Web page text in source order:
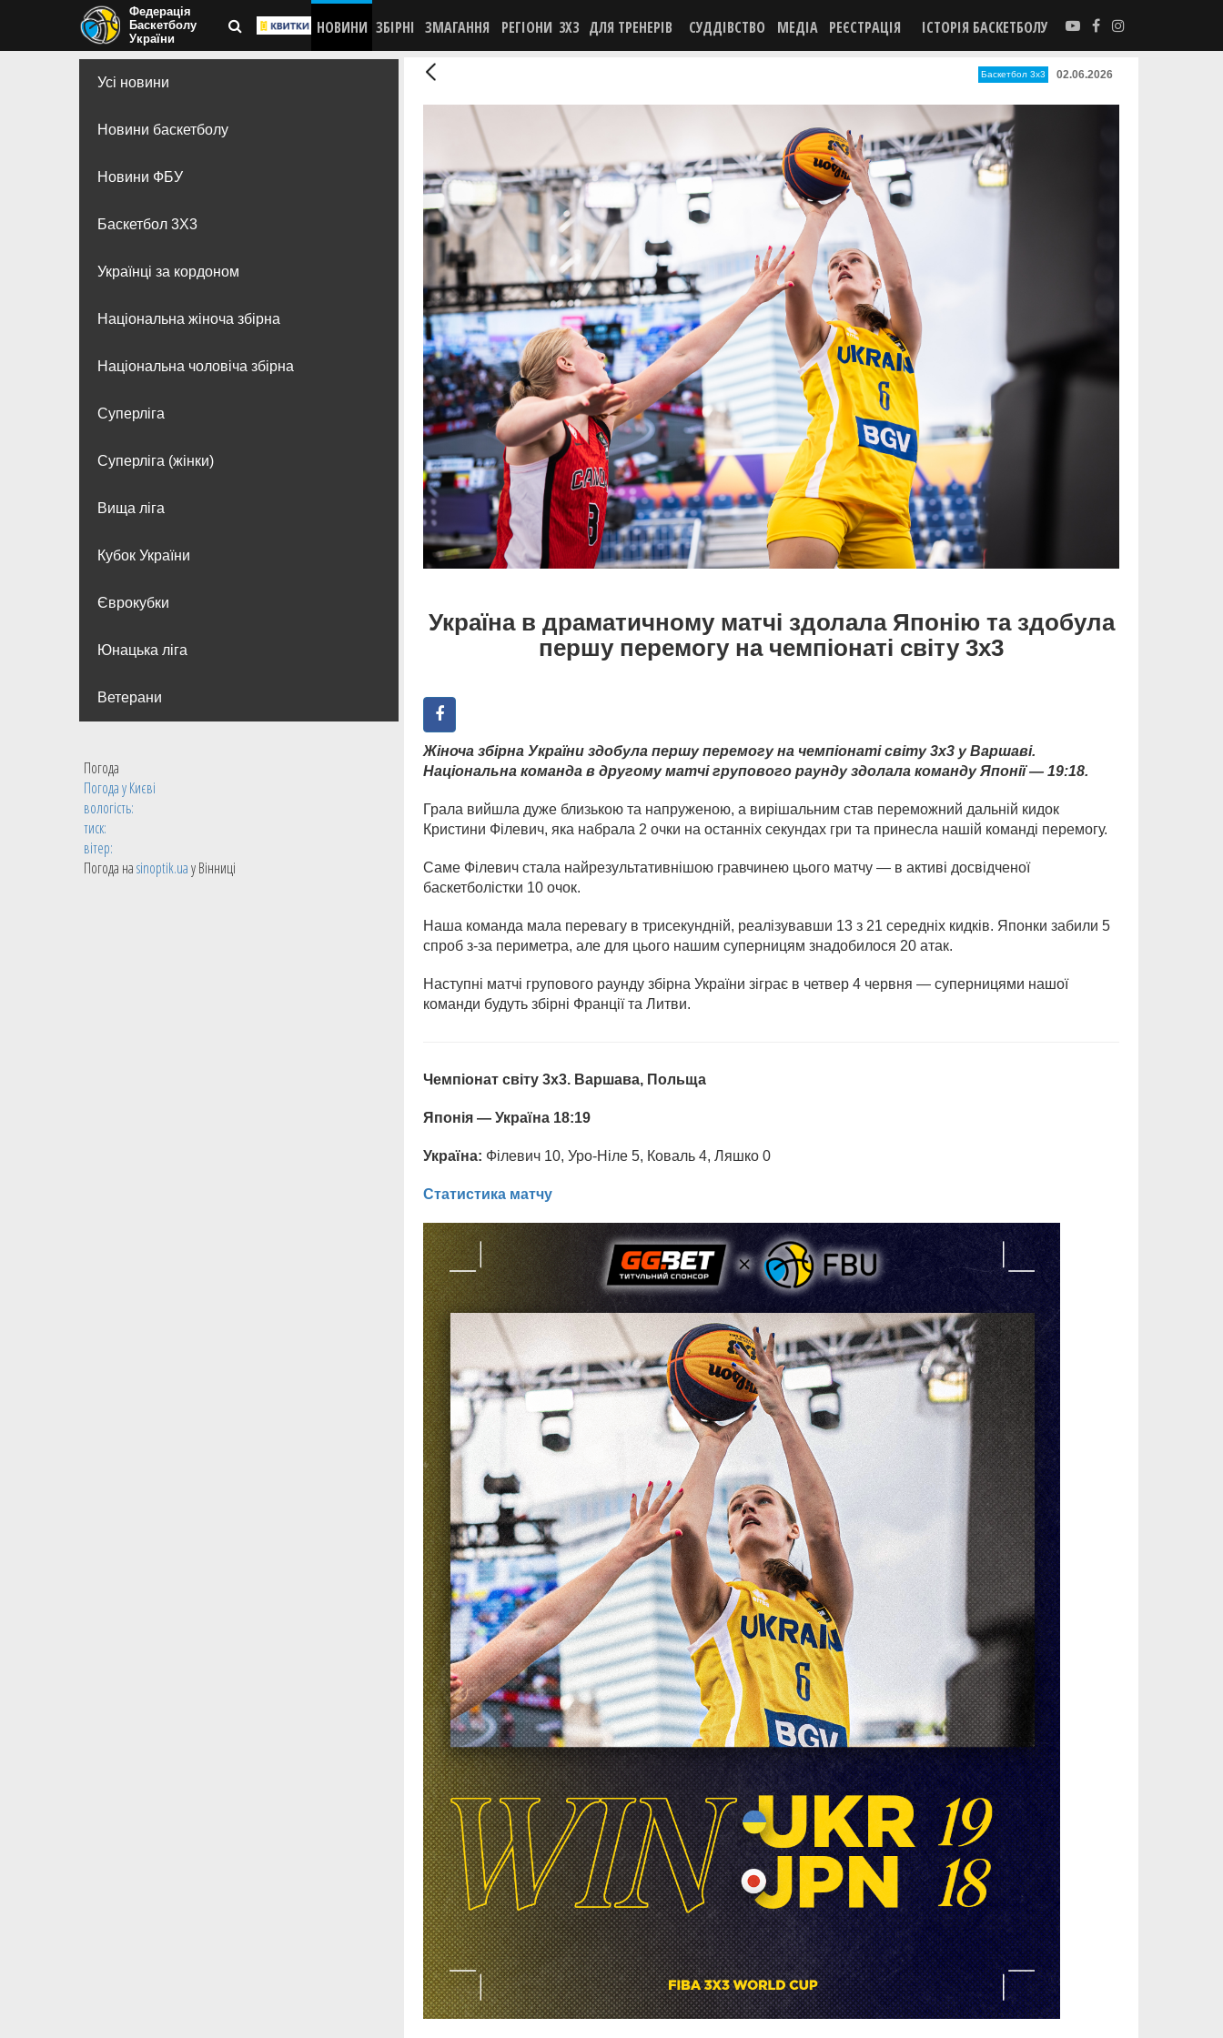
Федерація
Баскетболу
України
НОВИНИ ЗБІРНІ ЗМАГАННЯ РЕГІОНИ 3X3 ДЛЯ ТРЕНЕРІВ СУДДІВСТВО МЕДІА РЕЄСТРАЦІЯ ІСТОРІЯ БАСКЕТБОЛУ
Усі новини
Новини баскетболу
Новини ФБУ
Баскетбол 3Х3
Українці за кордоном
Національна жіноча збірна
Національна чоловіча збірна
Суперліга
Суперліга (жінки)
Вища лiга
Кубок України
Єврокубки
Юнацька ліга
Ветерани
Погода
Погода уКиєві
вологість:
тиск:
вітер:
Погода наsinoptik.uaу Вінниці
Баскетбол 3х3 02.06.2026
Україна в драматичному матчі здолала Японію та здобула
першу перемогу на чемпіонаті світу 3х3
Жіноча збірна України здобула першу перемогу на чемпіонаті світу 3х3 у Варшаві.
Національна команда в другому матчі групового раунду здолала команду Японії — 19:18.
Грала вийшла дуже близькою та напруженою, а вирішальним став переможний дальній кидок
Кристини Філевич, яка набрала 2 очки на останніх секундах гри та принесла нашій команді перемогу.
Саме Філевич стала найрезультативнішою гравчинею цього матчу — в активі досвідченої
баскетболістки 10 очок.
Наша команда мала перевагу в трисекундній, реалізувавши 13 з 21 середніх кидків. Японки забили 5
спроб з-за периметра, але для цього нашим суперницям знадобилося 20 атак.
Наступні матчі групового раунду збірна України зіграє в четвер 4 червня — суперницями нашої
команди будуть збірні Франції та Литви.
Чемпіонат світу 3х3. Варшава, Польща
Японія — Україна 18:19
Україна: Філевич 10, Уро-Ніле 5, Коваль 4, Ляшко 0
Статистика матчу